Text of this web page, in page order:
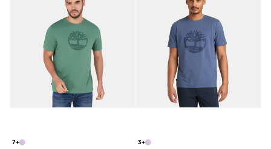
+
3
+
7